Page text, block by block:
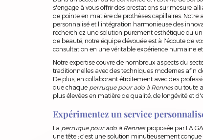
s'engage à vous offrir des prestations sur mesure
de pointe en matière de prothèses capillaires. Notre
personnalisé et l'intégration harmonieuse des
recherchiez une solution purement esthétique ou
de beauté, notre équipe dévouée est à l'écoute de
consultation en une véritable expérience humaine
Notre expertise couvre de nombreux aspects du
traditionnelles avec des techniques modernes afin
De plus, en collaborant étroitement avec des
que chaque perruque pour ado à Rennesou toute
plus élevées en matière de qualité, de longévité et
Expérimentez un service
La perruque pour ado à Rennesproposée par LA
une tête ; c'est une solution minutieusement